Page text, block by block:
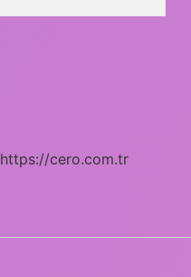
https://cero.com.tr